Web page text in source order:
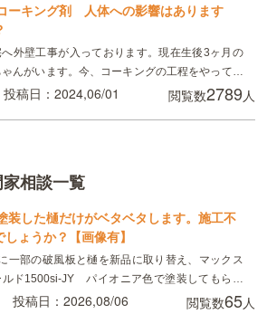
ーキング剤 人体への影響はあります
へ外壁工事が入っております。現在生後3ヶ月の
んがいます。今、コーキングの工程をやってい
うなのですがコーキングに使用する溶剤は有機溶
投稿日：2024,06/01 閲覧数2789人
相談一覧
装した樋だけがベタベタします。施工不
しょうか？【画像有】
一部の破風板と樋を新品に取り替え、マックス
ルド1500si-JY パイオニア色で塗装してもらい
た。 8月現在、樋がベタベタして小さい虫が張り
投稿日：2026,08/06 閲覧数65人